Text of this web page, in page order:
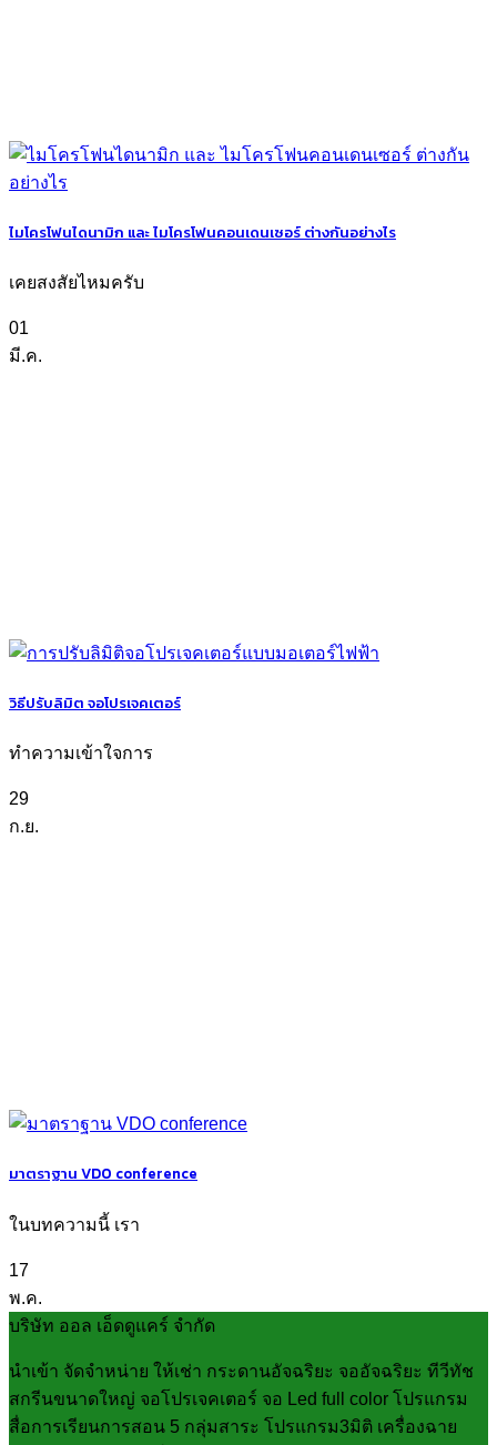
ไมโครโฟนไดนามิก และ ไมโครโฟนคอนเดนเซอร์ ต่างกันอย่างไร
เคยสงสัยไหมครับ
01
มี.ค.
วิธีปรับลิมิต จอโปรเจคเตอร์
ทำความเข้าใจการ
29
ก.ย.
มาตราฐาน VDO conference
ในบทความนี้ เรา
17
พ.ค.
บริษัท ออล เอ็ดดูแคร์ จำกัด
นำเข้า จัดจำหน่าย ให้เช่า กระดานอัจฉริยะ จออัจฉริยะ ทีวีทัช
สกรีนขนาดใหญ่ จอโปรเจคเตอร์ จอ Led full color โปรแกรม
สื่อการเรียนการสอน 5 กลุ่มสาระ โปรแกรม3มิติ เครื่องฉาย